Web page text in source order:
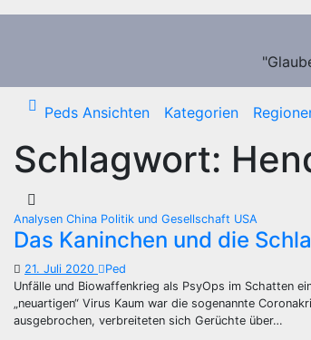
Zum
Peds Ansichten Kategorien
Schlagwort:
Analysen China Politik und Gesellschaft USA
Das Kaninchen und die
21. Juli 2020
Ped
Unfälle und Biowaffenkrieg als PsyOps im Schatten
„neuartigen“ Virus Kaum war die sogenannte
ausgebrochen, verbreiteten sich Gerüchte über…